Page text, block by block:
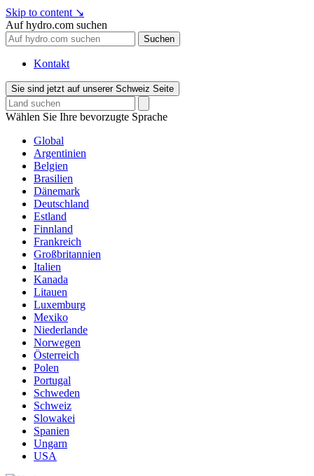
Skip to content ↘
Auf hydro.com suchen
Suchen
Kontakt
Sie sind jetzt auf unserer Schweiz Seite
Wählen Sie Ihre bevorzugte Sprache
Global
Argentinien
Belgien
Brasilien
Dänemark
Deutschland
Estland
Finnland
Frankreich
Großbritannien
Italien
Kanada
Litauen
Luxemburg
Mexiko
Niederlande
Norwegen
Österreich
Polen
Portugal
Schweden
Schweiz
Slowakei
Spanien
Ungarn
USA